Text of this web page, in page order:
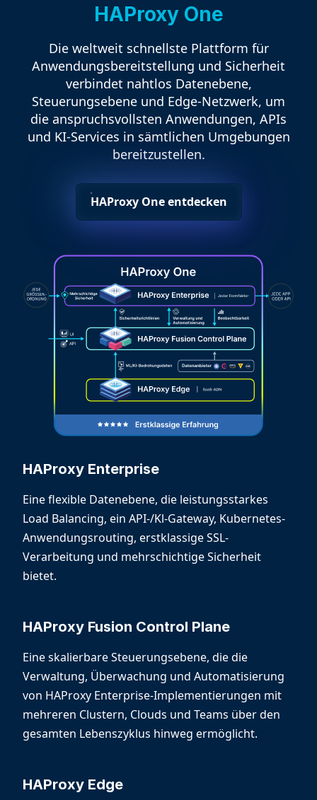
HAProxy One
Die weltweit schnellste Plattform für
Anwendungsbereitstellung und Sicherheit
verbindet nahtlos Datenebene,
Steuerungsebene und Edge-Netzwerk, um
die anspruchsvollsten Anwendungen, APIs
und KI-Services in sämtlichen Umgebungen
bereitzustellen.
HAProxy One entdecken
HAProxy Enterprise
Eine flexible Datenebene, die leistungsstarkes
Load Balancing, ein API-/Kl-Gateway, Kubernetes-
Anwendungsrouting, erstklassige SSL-
Verarbeitung und mehrschichtige Sicherheit
bietet.
HAProxy Fusion Control Plane
Eine skalierbare Steuerungsebene, die die
Verwaltung, Überwachung und Automatisierung
von HAProxy Enterprise-Implementierungen mit
mehreren Clustern, Clouds und Teams über den
gesamten Lebenszyklus hinweg ermöglicht.
HAProxy Edge